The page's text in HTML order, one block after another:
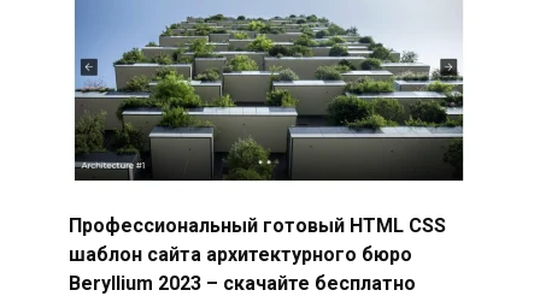
Профессиональный готовый HTML CSS
шаблон сайта архитектурного бюро
Beryllium 2023 – скачайте бесплатно